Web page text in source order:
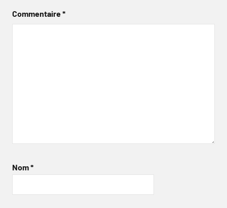
Commentaire*
Nom*